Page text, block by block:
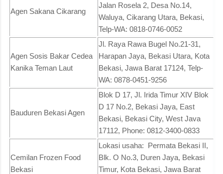
Agen Sakana Cikarang
Jalan Rosela 2, Desa No.14,
Waluya, Cikarang Utara, Bekasi,
Telp-WA: 0818-0746-0052
Agen Sosis Bakar Cedea
Kanika Teman Laut
Jl. Raya Rawa Bugel No.21-31,
Harapan Jaya, Bekasi Utara, Kota
Bekasi, Jawa Barat 17124, Telp-
WA: 0878-0451-9256
Bauduren Bekasi Agen
Blok D 17, Jl. Irida Timur XIV Blok
D 17 No.2, Bekasi Jaya, East
Bekasi, Bekasi City, West Java
17112, Phone: 0812-3400-0833
Cemilan Frozen Food
Bekasi
Lokasi usaha: Permata Bekasi II,
Blk. O No.3, Duren Jaya, Bekasi
Timur, Kota Bekasi, Jawa Barat